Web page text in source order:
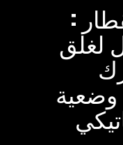
:
لغلق
وضعية